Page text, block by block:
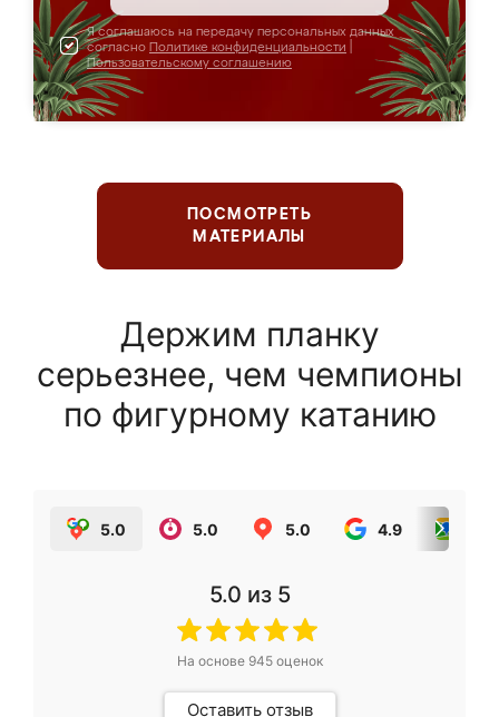
Я соглашаюсь на передачу персональных данных
согласно Политике конфиденциальности
Пользовательскому соглашению
ПОСМОТРЕТЬ
МАТЕРИАЛЫ
Держим планку
серьезнее, чем чемпионы
по фигурному катанию
5.0 5.0 5.0 4.9
5.0 из 5
На основе 945оценок
Оставить отзыв